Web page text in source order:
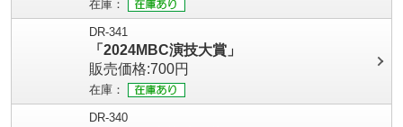
在庫：
DR-341
「2024MBC演技大賞」
販売価格:700円
在庫：
DR-340